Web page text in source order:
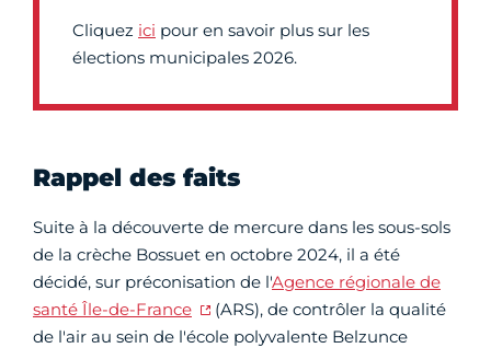
Cliquez ici pour en savoir plus sur les
élections municipales 2026.
Rappel des faits
Suite à la découverte de mercure dans les sous-sols
de la crèche Bossuet en octobre 2024, il a été
décidé, sur préconisation de l'Agence régionale de
santé Île-de-France
(ARS), de contrôler la qualité
de l'air au sein de l'école polyvalente Belzunce